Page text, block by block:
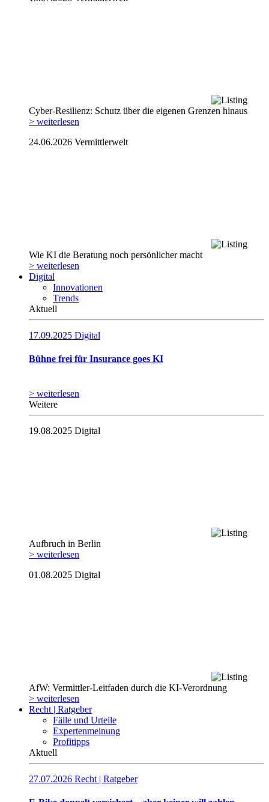
Cyber-Resilienz: Schutz über die eigenen Grenzen hinaus
> weiterlesen
24.06.2026 Vermittlerwelt
Wie KI die Beratung noch persönlicher macht
> weiterlesen
Digital
Innovationen
Trends
Aktuell
17.09.2025 Digital
Bühne frei für Insurance goes KI
> weiterlesen
Weitere
19.08.2025 Digital
Aufbruch in Berlin
> weiterlesen
01.08.2025 Digital
AfW: Vermittler-Leitfaden durch die KI-Verordnung
> weiterlesen
Recht | Ratgeber
Fälle und Urteile
Expertenmeinung
Profitipps
Aktuell
27.07.2026 Recht | Ratgeber